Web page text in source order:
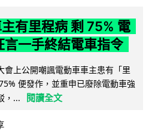
有里程病 剩 75% 電
言一手終結電車指令
會上公開嘲諷電動車車主患有「里
便發作，並重申已廢除電動車強
，...
閱讀全文